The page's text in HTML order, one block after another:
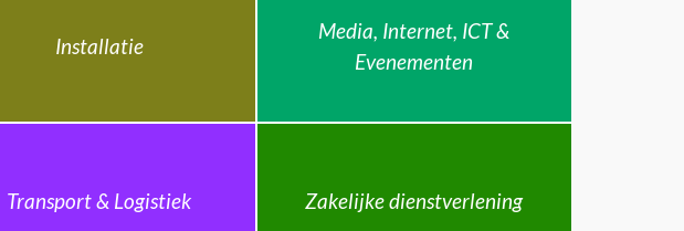
Installatie
Media, Internet, ICT &
Evenementen
Transport & Logistiek Zakelijke dienstverlening